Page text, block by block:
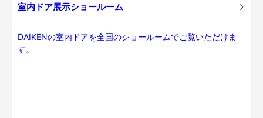
室内ドア展示ショールーム
DAIKENの室内ドアを全国のショールームでご覧いただけま
す。